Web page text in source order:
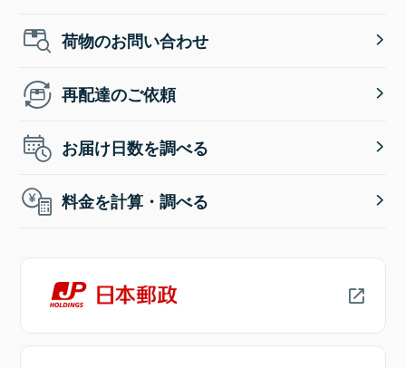
荷物のお問い合わせ
再配達のご依頼
お届け日数を調べる
料金を計算・調べる